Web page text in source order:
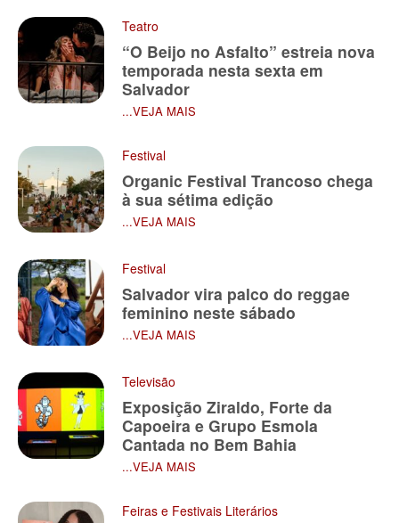
Teatro
“O Beijo no Asfalto” estreia nova
temporada nesta sexta em
Salvador
...VEJA MAIS
Festival
Organic Festival Trancoso chega
à sua sétima edição
...VEJA MAIS
Festival
Salvador vira palco do reggae
feminino neste sábado
...VEJA MAIS
Televisão
Exposição Ziraldo, Forte da
Capoeira e Grupo Esmola
Cantada no Bem Bahia
...VEJA MAIS
Feiras e Festivais Literários